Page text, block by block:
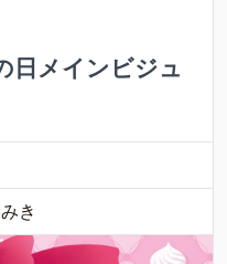
日メインビジュ
き